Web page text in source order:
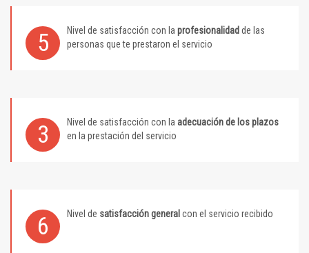
5 Nivel de satisfacción con la profesionalidad de las
personas que te prestaron el servicio
3 Nivel de satisfacción con la adecuación de los plazos
en la prestación del servicio
6 Nivel de satisfacción general con el servicio recibido